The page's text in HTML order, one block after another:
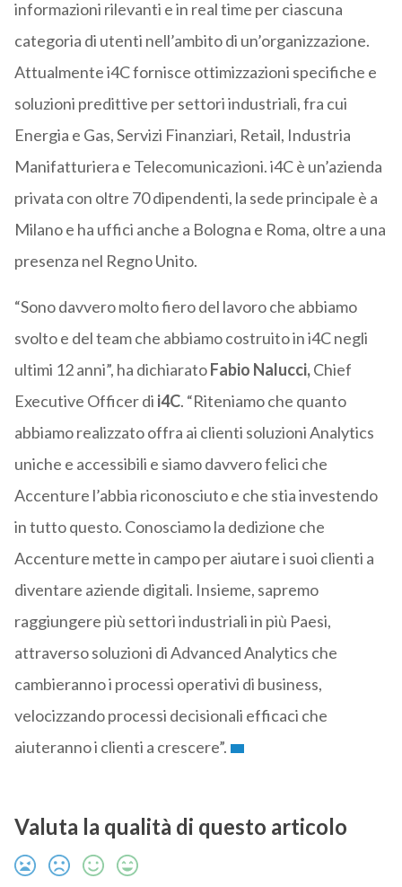
informazioni rilevanti e in real time per ciascuna
categoria di utenti nell’ambito di un’organizzazione.
Attualmente i4C fornisce ottimizzazioni specifiche e
soluzioni predittive per settori industriali, fra cui
Energia e Gas, Servizi Finanziari, Retail, Industria
Manifatturiera e Telecomunicazioni. i4C è un’azienda
privata con oltre 70 dipendenti, la sede principale è a
Milano e ha uffici anche a Bologna e Roma, oltre a una
presenza nel Regno Unito.
“Sono davvero molto fiero del lavoro che abbiamo
svolto e del team che abbiamo costruito in i4C negli
ultimi 12 anni”, ha dichiaratoFabio Nalucci,Chief
Executive Officer di i4C. “Riteniamo che quanto
abbiamo realizzato offra ai clienti soluzioni Analytics
uniche e accessibili e siamo davvero felici che
Accenture l’abbia riconosciuto e che stia investendo
in tutto questo. Conosciamo la dedizione che
Accenture mette in campo per aiutare i suoi clienti a
diventare aziende digitali. Insieme, sapremo
raggiungere più settori industriali in più Paesi,
attraverso soluzioni di Advanced Analytics che
cambieranno i processi operativi di business,
velocizzando processi decisionali efficaci che
aiuteranno i clienti a crescere”.
Valuta la qualità di questo articolo